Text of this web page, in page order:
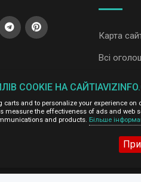
Карта
Всі
не несе
наших користувачів. Ми не
сайтів на які посилається
COOKIE НА
carts and to personalize your experience
measure the effectiveness of ads and web
and products. Більше